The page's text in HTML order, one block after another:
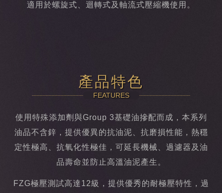
適用於螺旋式、迴轉式及軸流式壓縮機使用。
產品特色
FEATURES
使用特殊添加劑與Group 3基礎油摻配而成，本系列
油品不含鋅，提供優異的抗油泥、抗磨損性能，熱穩
定性極高、抗氧化性極佳，可延長機械、過濾器及油
品壽命並防止高溫油泥產生。
FZG極壓測試高達12級，提供優秀的耐極壓特性，過